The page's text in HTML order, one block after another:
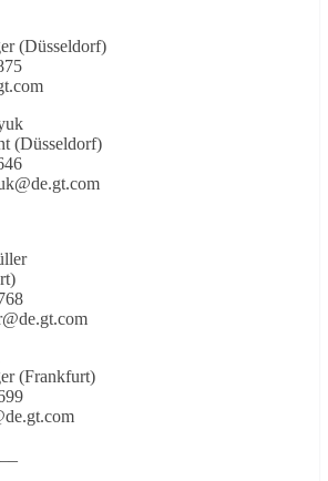
(Düsseldorf)
(Düsseldorf)
(Frankfurt)